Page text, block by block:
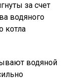
за счет
водяного
котла
водяной